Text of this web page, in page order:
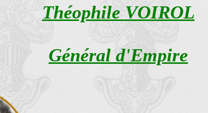
Théophile VOIROL
Général d'Empire